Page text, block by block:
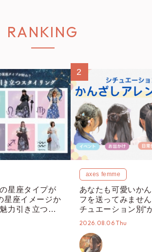
RANKING
星座タイプが
星座イメージか
力引き立つス
2
axes femme
あなたも可愛いか
フを送ってみませ
チュエーション別“
オススメ【ショッ
2026.08.06 Thu